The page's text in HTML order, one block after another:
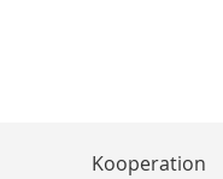
Kooperation